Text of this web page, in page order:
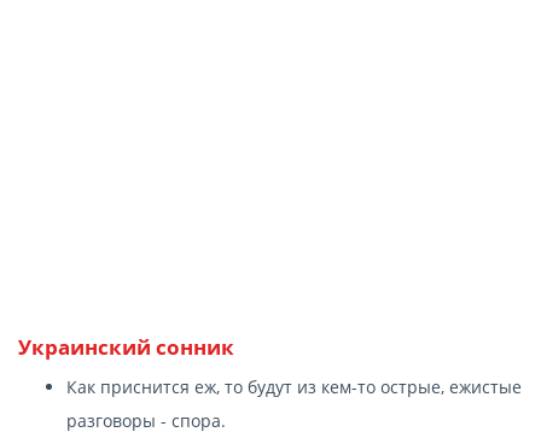
Украинский сонник
Как приснится еж, то будут из кем-то острые, ежистые
разговоры - спора.